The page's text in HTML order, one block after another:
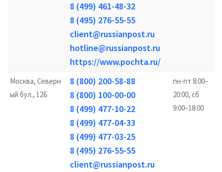
8 (499) 461-48-32
8 (495) 276-55-55
client@russianpost.ru
hotline@russianpost.ru
https://www.pochta.ru/
Москва, Северн
ый бул., 12Б
8 (800) 200-58-88
8 (800) 100-00-00
8 (499) 477-10-22
8 (499) 477-04-33
8 (499) 477-03-25
8 (495) 276-55-55
client@russianpost.ru
пн-пт 8:00–
20:00, сб
9:00–18:00